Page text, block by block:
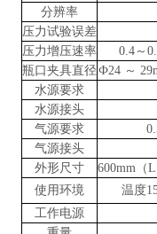
分辨率
压力试验误差
压力增压速率
0.4～
瓶口夹具直径 Ф24 ～
水源要求
水源接头
气源要求
气源接头
外形尺寸
600mm（
使用环境
温度
工作电源